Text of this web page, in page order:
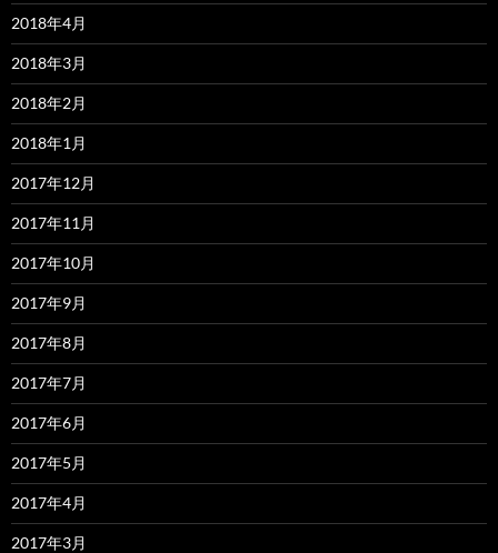
2018年4月
2018年3月
2018年2月
2018年1月
2017年12月
2017年11月
2017年10月
2017年9月
2017年8月
2017年7月
2017年6月
2017年5月
2017年4月
2017年3月